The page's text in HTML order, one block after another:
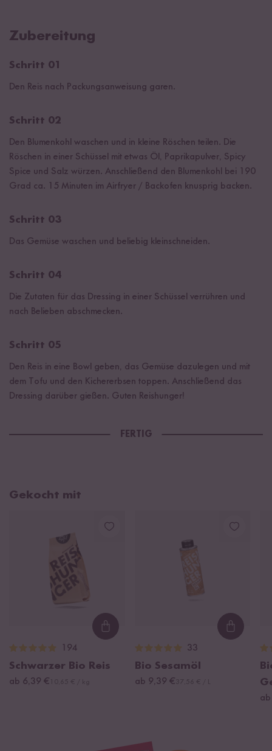
Zubereitung
Schritt 01
Den Reis nach Packungsanweisung garen.
Schritt 02
Den Blumenkohl waschen und in kleine Röschen teilen. Die
Röschen in einer Schüssel mit etwas Öl, Paprikapulver, Spicy
Spice und Salz würzen. Anschließend den Blumenkohl bei 190
Grad ca. 15 Minuten im Airfryer / Backofen knusprig backen.
Schritt 03
Das Gemüse waschen und beliebig kleinschneiden.
Schritt 04
Die Zutaten für das Dressing in einer Schüssel verrühren und
nach Belieben abschmecken.
Schritt 05
Den Reis in eine Bowl geben, das Gemüse dazulegen und mit
dem Tofu und den Kichererbsen toppen. Anschließend das
Dressing darüber gießen. Guten Reishunger!
FERTIG
Gekocht mit
Loading...
194
Schwarzer Bio Reis
ab 6,39 €
33
Bio Sesamöl
ab 9,39 €